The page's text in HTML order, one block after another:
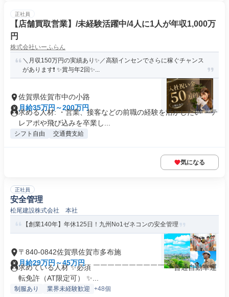
正社員
【店舗買取営業】/未経験活躍中/4人に1人が年収1,000万
円
株式会社いーふらん
＼月収150万円の実績あり✨／高額インセンでさらに稼ぐチャンス
があります❗ ✨賞与年2回✨...
佐賀県佐賀市中の小路
月給35万円～200万円
求める人材: ・営業、接客などの前職の経験を活かしたい ・テ
レアポや飛び込みを卒業し...
シフト自由 交通費支給
気になる
正社員
安全管理
松尾建設株式会社 本社
【創業140年】年休125日！九州No1ゼネコンの安全管理
〒840-0842佐賀県佐賀市多布施
月給29万円～45万円
求めている人材 ✨必須 ￣￣￣￣￣￣￣￣￣￣ ・普通自動車運
転免許（AT限定可） ✨...
制服あり 業界未経験歓迎 +48個